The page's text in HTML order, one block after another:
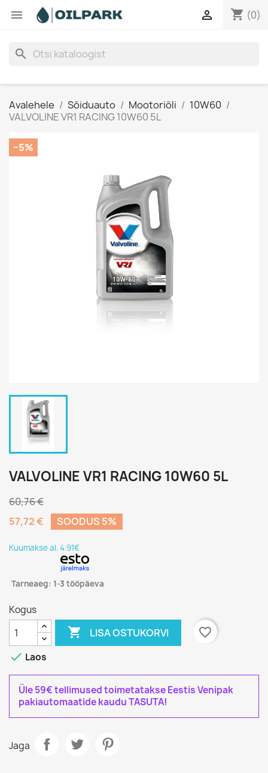
 shopping_cart (0)

search
Avalehele Sõiduauto Mootoriõli
10W60
VALVOLINE VR1 RACING 10W60 5L
−5%
VALVOLINE VR1 RACING 10W60 5L
60,76 €
57,72 €
SOODUS 5%
Kuumakse al. 4.91€
Tarneaeg: 1-3 tööpäeva
Kogus
 LISA OSTUKORVI
favorite_border
 Laos
Üle 59€ tellimused toimetatakse Eestis Venipak
pakiautomaatide kaudu TASUTA!
Jaga